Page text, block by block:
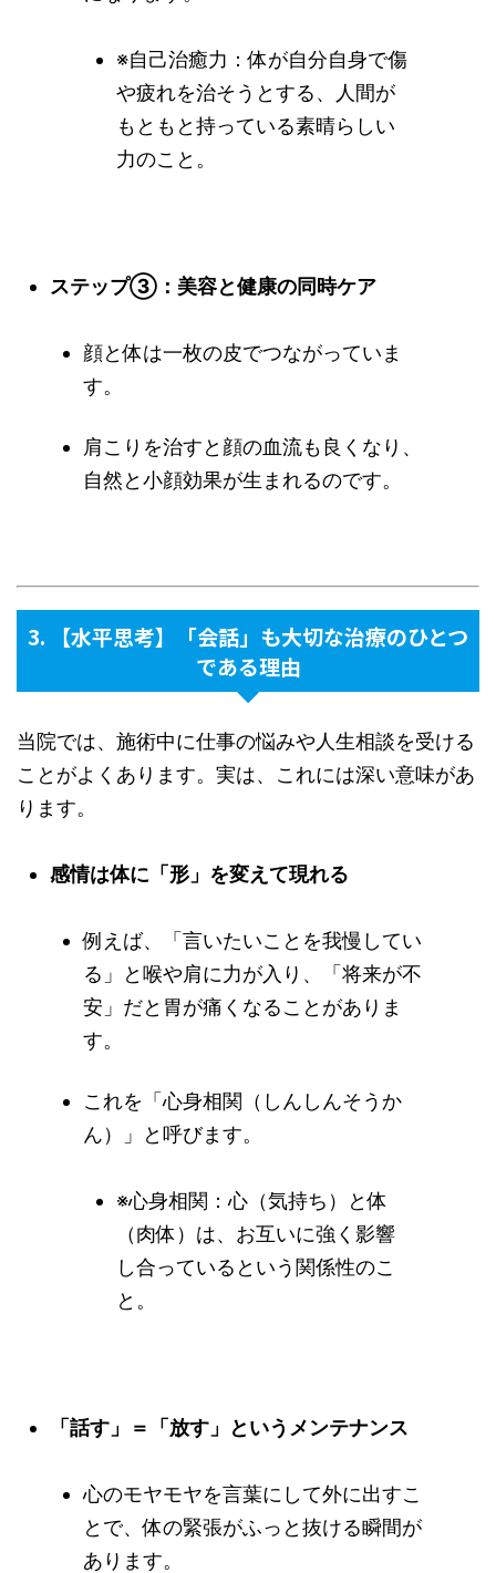
※自己治癒力：体が自分自身で傷
や疲れを治そうとする、人間が
もともと持っている素晴らしい
力のこと。
ステップ③：美容と健康の同時ケア
顔と体は一枚の皮でつながっていま
す。
肩こりを治すと顔の血流も良くなり、
自然と小顔効果が生まれるのです。
3. 【水平思考】「会話」も大切な治療のひとつ
である理由
当院では、施術中に仕事の悩みや人生相談を受ける
ことがよくあります。実は、これには深い意味があ
ります。
感情は体に「形」を変えて現れる
例えば、「言いたいことを我慢してい
る」と喉や肩に力が入り、「将来が不
安」だと胃が痛くなることがありま
す。
これを「心身相関（しんしんそうか
ん）」と呼びます。
※心身相関：心（気持ち）と体
（肉体）は、お互いに強く影響
し合っているという関係性のこ
と。
「話す」＝「放す」というメンテナンス
心のモヤモヤを言葉にして外に出すこ
とで、体の緊張がふっと抜ける瞬間が
あります。